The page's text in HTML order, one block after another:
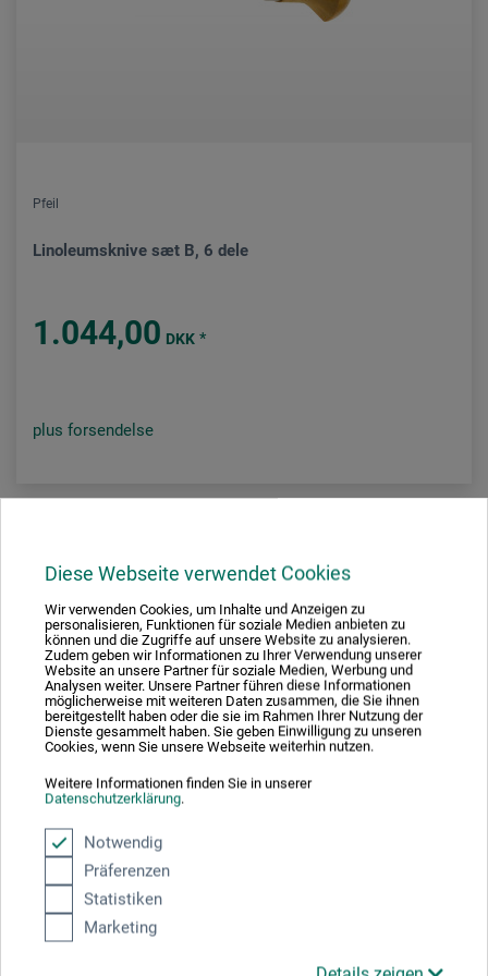
Diese Webseite verwendet Cookies
Wir verwenden Cookies, um Inhalte und Anzeigen zu
personalisieren, Funktionen für soziale Medien anbieten zu
können und die Zugriffe auf unsere Website zu analysieren.
Zudem geben wir Informationen zu Ihrer Verwendung unserer
Website an unsere Partner für soziale Medien, Werbung und
Analysen weiter. Unsere Partner führen diese Informationen
möglicherweise mit weiteren Daten zusammen, die Sie ihnen
bereitgestellt haben oder die sie im Rahmen Ihrer Nutzung der
Dienste gesammelt haben. Sie geben Einwilligung zu unseren
Cookies, wenn Sie unsere Webseite weiterhin nutzen.
Weitere Informationen finden Sie in unserer
Datenschutzerklärung.
Notwendig
Präferenzen
Statistiken
Marketing
Pfeil
Linoleumsknive sæt B, 6 dele
1.044,00 DKK *
plus forsendelse
Linoleumsknive sæt A, 6 dele